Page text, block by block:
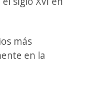
más
en la